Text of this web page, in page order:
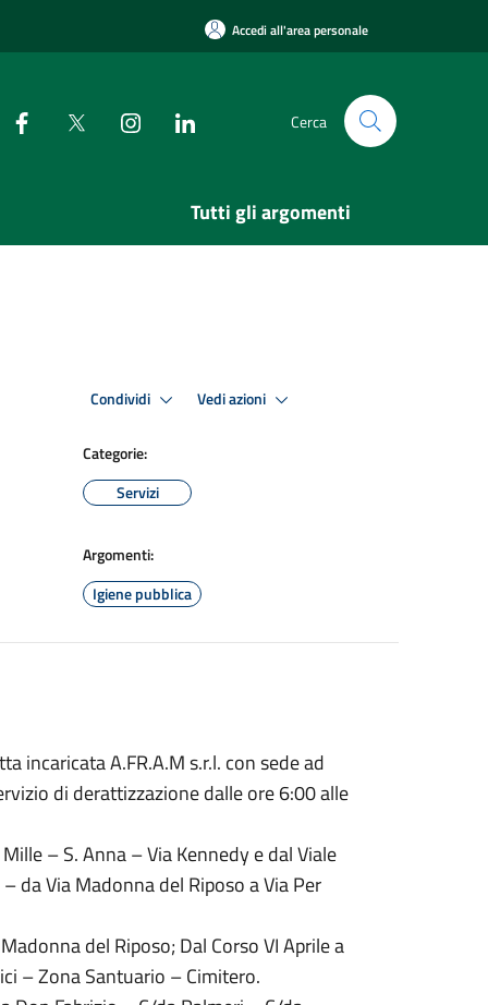
Accedi all'area personale
Cerca
Tutti gli argomenti
Condividi Vedi azioni
Categorie:
Servizi
Argomenti:
Igiene pubblica
incaricata A.FR.A.M s.r.l. con sede ad
di derattizzazione dalle ore 6:00 alle
– S. Anna – Via Kennedy e dal Viale
da Via Madonna del Riposo a Via Per
del Riposo; Dal Corso VI Aprile a
– Zona Santuario – Cimitero.